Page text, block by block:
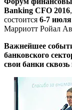
Banking CFO 2016,
состоится 6-7 июля
Марриотт Ройал
Важнейшее
банковского
свои банки сквозь